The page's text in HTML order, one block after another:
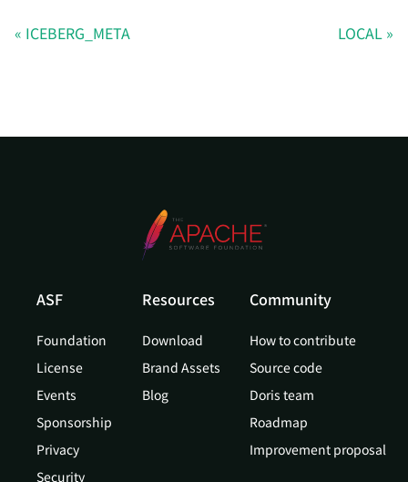
ICEBERG_META LOCAL
ASF
Foundation
License
Events
Sponsorship
Privacy
Security
Resources
Download
Brand Assets
Blog
Community
How to contribute
Source code
Doris team
Roadmap
Improvement proposal